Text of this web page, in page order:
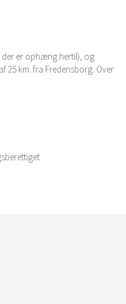
er ophæng hertil), og
25 km. fra Fredensborg. Over